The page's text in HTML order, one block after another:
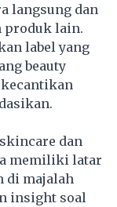
langsung dan
produk lain.
label yang
beauty
dan
memiliki latar
di majalah
insight soal